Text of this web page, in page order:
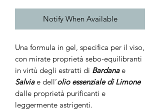
Notify When Available
Una formula in gel, specifica per il viso,
con mirate proprietà sebo-equilibranti
in virtù degli estratti di Bardanae
Salviae dell’olio essenziale di Limone
dalle proprietà purificanti e
leggermente astrigenti.